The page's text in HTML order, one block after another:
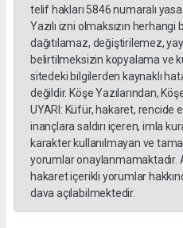
telif hakları 5846 numaralı
Yazılı izni olmaksızın
dağıtılamaz, değiştirilemez,
belirtilmeksizin kopyalama ve
sitedeki bilgilerden kaynaklı
değildir. Köşe Yazılarından,
UYARI: Küfür, hakaret, rencide
inançlara saldırı içeren, imla
karakter kullanılmayan ve
yorumlar onaylanmamaktadır.
hakaret içerikli yorumlar
dava açılabilmektedir.